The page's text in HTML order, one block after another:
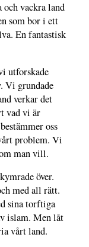
och vackra land
som bor i ett
En fantastisk
utforskade
Vi grundade
verkar det
vad vi är
oss
problem. Vi
man vill.
över.
med all rätt.
sina torftiga
islam. Men låt
vårt land.